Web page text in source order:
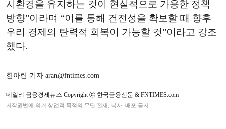
시환경을 유지하는 것이 현실적으로 가용한 정책
방향”이라며 “이를 통해 건전성을 확보할 때 향후
우리 경제의 탄력적 회복이 가능할 것”이라고 강조
했다.
한아란 기자 aran@fntimes.com
데일리 금융경제뉴스 Copyright ⓒ 한국금융신문 & FNTIMES.com
저작권법에 의거 상업적 목적의 무단 전재, 복사, 배포 금지